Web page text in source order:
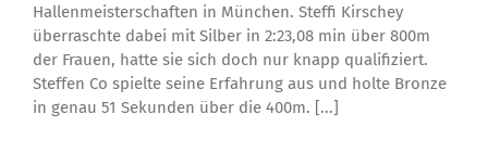
Hallenmeisterschaften in München. Steffi Kirschey
überraschte dabei mit Silber in 2:23,08 min über 800m
der Frauen, hatte sie sich doch nur knapp qualifiziert.
Steffen Co spielte seine Erfahrung aus und holte Bronze
in genau 51 Sekunden über die 400m. [...]